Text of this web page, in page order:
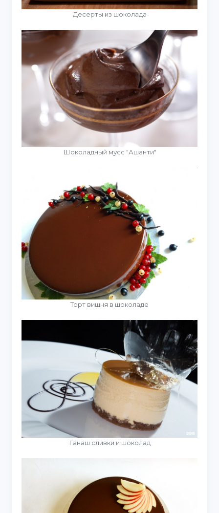
Десерты из шоколада
Шоколадный мусс "Ашанти"
Торт вишня в шоколаде
Ганаш сливки и шоколад